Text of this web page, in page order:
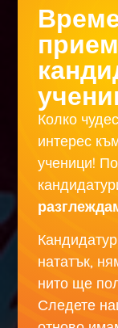
Колко
интерес
ученици!
нататък,
нито ще
Следете